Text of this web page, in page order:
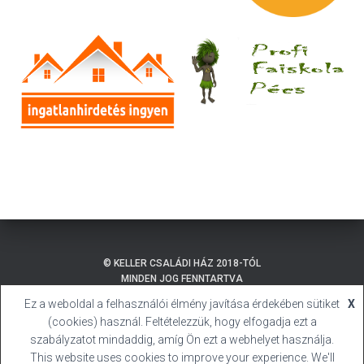
© KELLER CSALÁDI HÁZ 2018-TÓL
MINDEN JOG FENNTARTVA
ADATKEZELÉSI TÁJÉKOZTATÓ
SÜTI (COOKIE) TÁJÉKOZTATÓ
BALATONMÁRIAFÜRDŐ
HIVATALOS HONLAP
Ez a weboldal a felhasználói élmény javítása érdekében sütiket
(cookies) használ. Feltételezzük, hogy elfogadja ezt a
szabályzatot mindaddig, amíg Ön ezt a webhelyet használja.
This website uses cookies to improve your experience. We'll
X